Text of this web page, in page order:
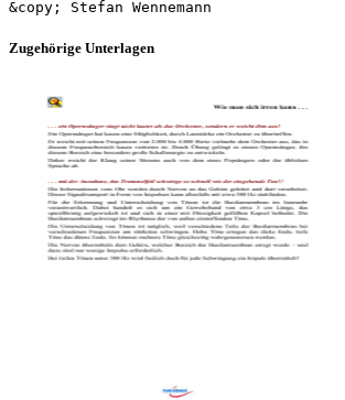
Zugehörige Unterlagen